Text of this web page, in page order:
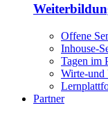
Offene
Inhouse-
Tagen im
Wirte-und
Partner